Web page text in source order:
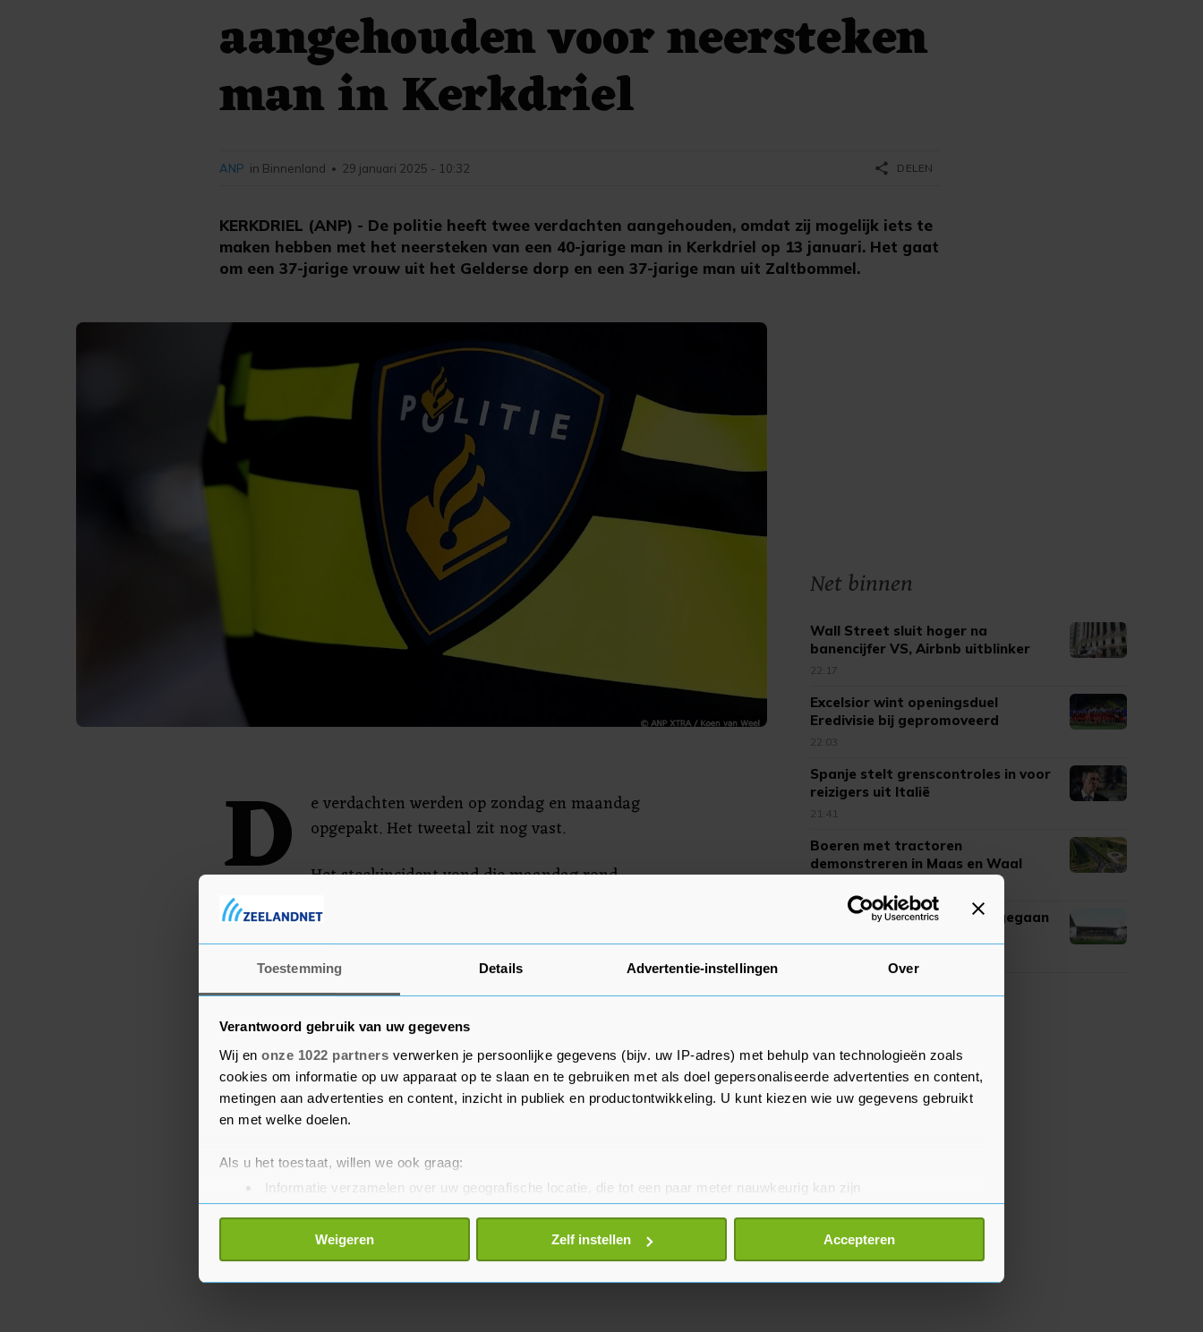
Toestemming Details Advertentie-instellingen Over
Verantwoord gebruik van uw gegevens
Wij en onze 1022 partners verwerken je persoonlijke gegevens (bijv. uw IP-adres) met behulp van technologieën zoals
cookies om informatie op uw apparaat op te slaan en te gebruiken met als doel gepersonaliseerde advertenties en content,
metingen aan advertenties en content, inzicht in publiek en productontwikkeling. U kunt kiezen wie uw gegevens gebruikt
en met welke doelen.
Als u het toestaat, willen we ook graag:
Informatie verzamelen over uw geografische locatie, die tot een paar meter nauwkeurig kan zijn
Uw apparaat identificeren door het actief te scannen op specifieke eigenschappen (fingerprinting)
Lees meer over hoe uw persoonlijke gegevens worden verwerkt en stel uw voorkeuren in het
detailgedeelte
toestemming op elk moment wijzigen of intrekken in de Cookieverklaring.
Weigeren Zelf instellen Accepteren
aangehouden voor neersteken
man in Kerkdriel
KERKDRIEL (ANP) - De politie heeft twee verdachten aangehouden, omdat zij mogelijk iets te
maken hebben met het neersteken van een 40-jarige man in Kerkdriel op 13 januari. Het gaat
om een 37-jarige vrouw uit het Gelderse dorp en een 37-jarige man uit Zaltbommel.
ANP in Binnenland • 29 januari 2025 - 10:32 share DELEN
D
e verdachten werden op zondag en maandag
opgepakt. Het tweetal zit nog vast.
Het steekincident vond die maandag rond
05.00 uur plaats aan de Katarijnehof. Het slachtoffer
moest naar het ziekenhuis.
Net binnen
Wall Street sluit hoger na
banencijfer VS, Airbnb uitblinker
22:17
Excelsior wint openingsduel
Eredivisie bij gepromoveerd
Cambuur
22:03
Spanje stelt grenscontroles in voor
reizigers uit Italië
21:41
Boeren met tractoren
demonstreren in Maas en Waal
Eredivisieseizoen van start gegaan